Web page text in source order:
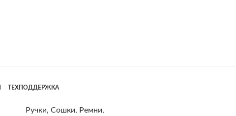
ТЕХПОДДЕРЖКА
Ручки, Сошки, Ремни,